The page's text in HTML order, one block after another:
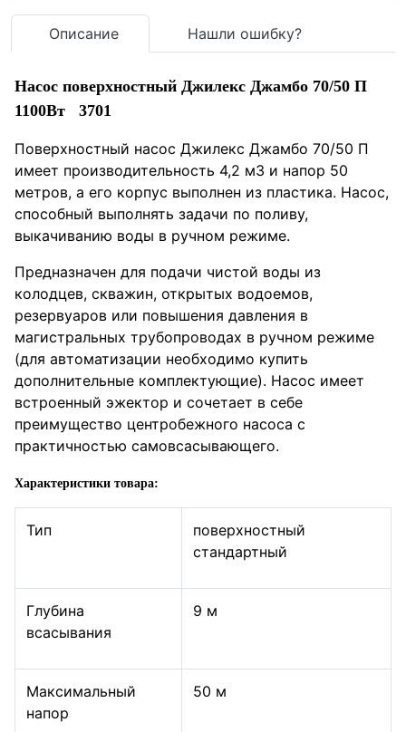
Описание Нашли ошибку?
Насос поверхностный Джилекс Джамбо 70/50 П
1100Вт 3701
Поверхностный насос Джилекс Джамбо 70/50 П
имеет производительность 4,2 м3 и напор 50
метров, а его корпус выполнен из пластика. Насос,
способный выполнять задачи по поливу,
выкачиванию воды в ручном режиме.
Предназначен для подачи чистой воды из
колодцев, скважин, открытых водоемов,
резервуаров или повышения давления в
магистральных трубопроводах в ручном режиме
(для автоматизации необходимо купить
дополнительные комплектующие). Насос имеет
встроенный эжектор и сочетает в себе
преимущество центробежного насоса с
практичностью самовсасывающего.
Характеристики товара:
Тип
поверхностный
стандартный
Глубина
всасывания
9 м
Максимальный
напор
50 м